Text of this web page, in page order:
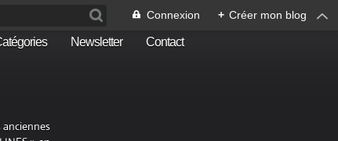
Connexion + Créer mon blog
Newsletter Contact
anciennes